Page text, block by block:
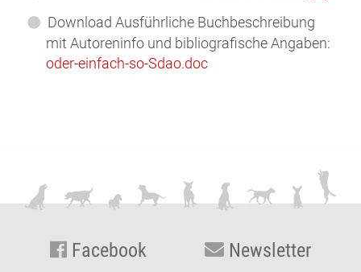
Download Ausführliche Buchbeschreibung
mit Autoreninfo und bibliografische Angaben:
oder-einfach-so-Sdao.doc
Facebook Newsletter